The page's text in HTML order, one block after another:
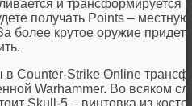
и трансформируется
получать Points –
более крутое оружие
Counter-Strike Online
Warhammer. Во всяком
Skull-5 – винтовка из